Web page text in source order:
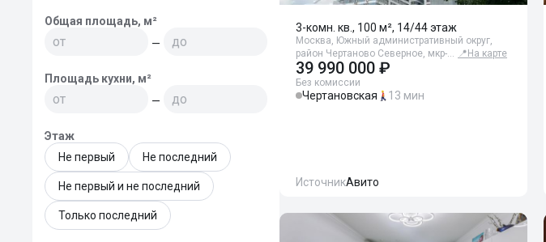
Общая площадь, м²
—
Площадь кухни, м²
—
Этаж
Не первый
Не последний
Не первый и не последний
Только последний
3-комн. кв., 100 м², 14/44 этаж
Москва, Южный административный округ,
район Чертаново Северное, мкр-… 📍 На карте
39 990 000 ₽
Без комиссии
Чертановская 13 мин
ИсточникАвито